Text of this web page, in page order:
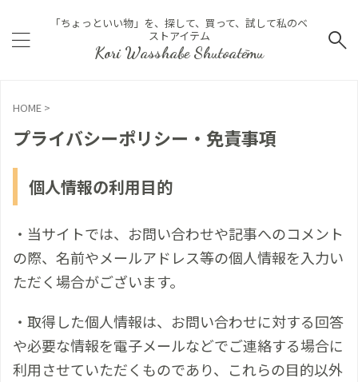
「ちょっといい物」を、探して、買って、試して私のベ
ストアイテム
Kori Wasshabe Shutoatēmu
HOME >
プライバシーポリシー・免責事項
個人情報の利用目的
・当サイトでは、お問い合わせや記事へのコメント
の際、名前やメールアドレス等の個人情報を入力い
ただく場合がございます。
・取得した個人情報は、お問い合わせに対する回答
や必要な情報を電子メールなどでご連絡する場合に
利用させていただくものであり、これらの目的以外